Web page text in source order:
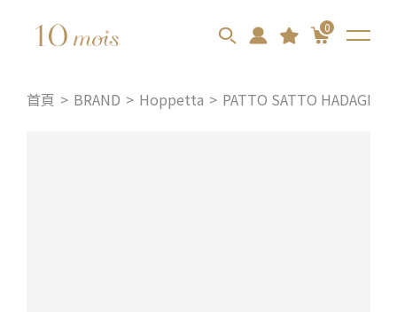
0
首頁 BRAND Hoppetta PATTO SATTO HADAGI